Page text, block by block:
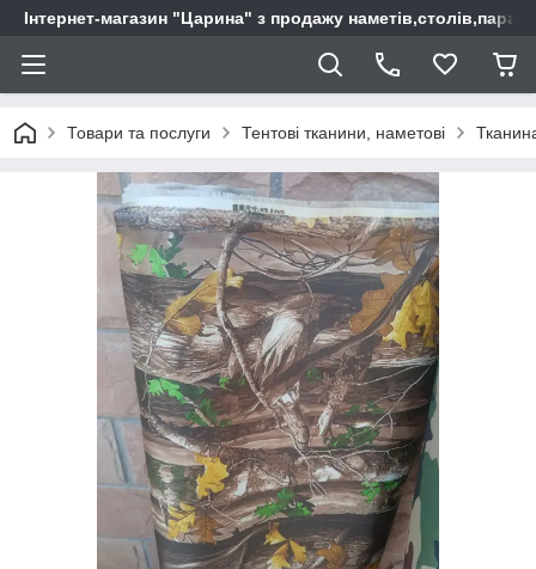
Інтернет-магазин "Царина" з продажу
Товари та послуги Тентові тканини, наметові